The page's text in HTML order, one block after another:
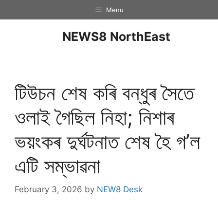
Menu
NEWS8 NorthEast
টিউচন শেষ কৰি বন্ধুৰ সৈতে
ওলাই গৈছিল নিহা; নিশাৰ
ভয়ংকৰ দুৰ্ঘটনাত শেষ হৈ গ’ল
এটি সম্ভাৱনা
February 3, 2026 by NEW8 Desk